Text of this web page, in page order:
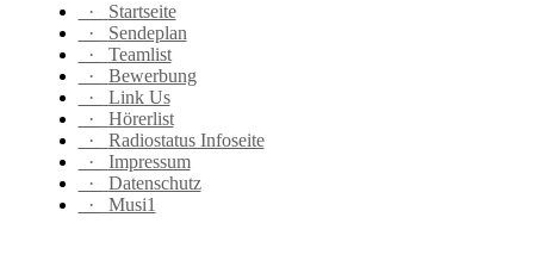
·
Startseite
·
Sendeplan
·
Teamlist
·
Bewerbung
·
Link Us
·
Hörerlist
·
Radiostatus Infoseite
·
Impressum
·
Datenschutz
·
Musi1